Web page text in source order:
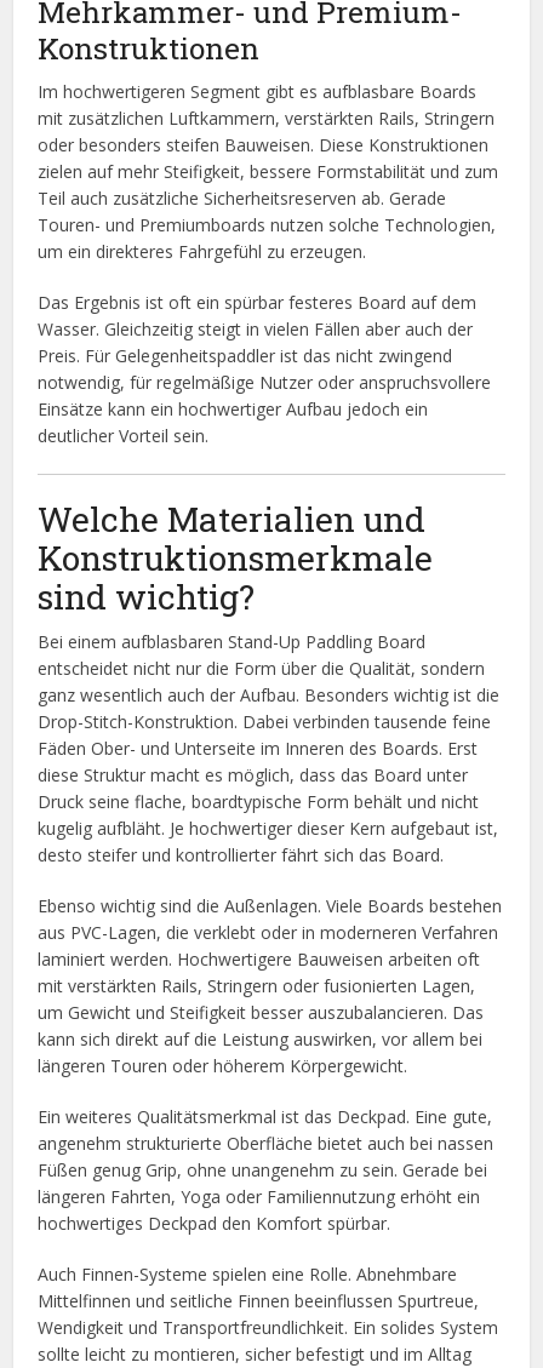
Mehrkammer- und Premium-
Konstruktionen
Im hochwertigeren Segment gibt es aufblasbare Boards
mit zusätzlichen Luftkammern, verstärkten Rails, Stringern
oder besonders steifen Bauweisen. Diese Konstruktionen
zielen auf mehr Steifigkeit, bessere Formstabilität und zum
Teil auch zusätzliche Sicherheitsreserven ab. Gerade
Touren- und Premiumboards nutzen solche Technologien,
um ein direkteres Fahrgefühl zu erzeugen.
Das Ergebnis ist oft ein spürbar festeres Board auf dem
Wasser. Gleichzeitig steigt in vielen Fällen aber auch der
Preis. Für Gelegenheitspaddler ist das nicht zwingend
notwendig, für regelmäßige Nutzer oder anspruchsvollere
Einsätze kann ein hochwertiger Aufbau jedoch ein
deutlicher Vorteil sein.
Welche Materialien und
Konstruktionsmerkmale
sind wichtig?
Bei einem aufblasbaren Stand-Up Paddling Board
entscheidet nicht nur die Form über die Qualität, sondern
ganz wesentlich auch der Aufbau. Besonders wichtig ist die
Drop-Stitch-Konstruktion. Dabei verbinden tausende feine
Fäden Ober- und Unterseite im Inneren des Boards. Erst
diese Struktur macht es möglich, dass das Board unter
Druck seine flache, boardtypische Form behält und nicht
kugelig aufbläht. Je hochwertiger dieser Kern aufgebaut ist,
desto steifer und kontrollierter fährt sich das Board.
Ebenso wichtig sind die Außenlagen. Viele Boards bestehen
aus PVC-Lagen, die verklebt oder in moderneren Verfahren
laminiert werden. Hochwertigere Bauweisen arbeiten oft
mit verstärkten Rails, Stringern oder fusionierten Lagen,
um Gewicht und Steifigkeit besser auszubalancieren. Das
kann sich direkt auf die Leistung auswirken, vor allem bei
längeren Touren oder höherem Körpergewicht.
Ein weiteres Qualitätsmerkmal ist das Deckpad. Eine gute,
angenehm strukturierte Oberfläche bietet auch bei nassen
Füßen genug Grip, ohne unangenehm zu sein. Gerade bei
längeren Fahrten, Yoga oder Familiennutzung erhöht ein
hochwertiges Deckpad den Komfort spürbar.
Auch Finnen-Systeme spielen eine Rolle. Abnehmbare
Mittelfinnen und seitliche Finnen beeinflussen Spurtreue,
Wendigkeit und Transportfreundlichkeit. Ein solides System
sollte leicht zu montieren, sicher befestigt und im Alltag